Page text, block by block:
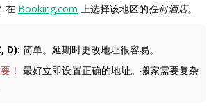
在 Booking.com 上选择该地区的任何酒店。
D): 简单。延期时更改地址很容易。
！ 最好立即设置正确的地址。搬家需要复杂